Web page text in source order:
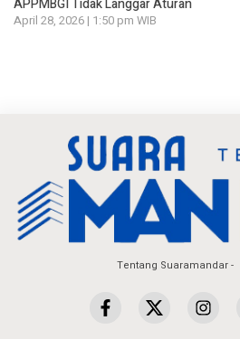
April 28, 2026 | 1:50 pm WIB
Tentang Suaramandar